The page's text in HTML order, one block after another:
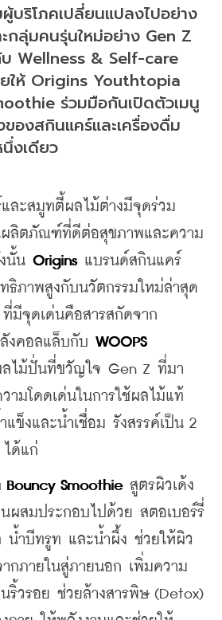
บริโภคเปลี่ยนแปลงไปอย่าง
ะกลุ่มคนรุ่นใหม่อย่าง Gen Z
Wellness & Self-care
ให้ Origins Youthtopia
ร่วมมือกันเปิดตัวเมนู
องสกินแคร์และเครื่องดื่ม
งเดียว
ะสมูทตี้ผลไม้ต่างมีจุดร่วม
ลิตภัณฑ์ที่ดีต่อสุขภาพและความ
นั้น Origins แบรนด์สกินแคร์
ธิภาพสูงกับนวัตกรรมใหม่ล่าสุด
ที่มีจุดเด่นคือสารสกัดจาก
งคอลแล็บกับ WOOPS
ไม้ปั่นที่ขวัญใจ Gen Z ที่มา
ามโดดเด่นในการใช้ผลไม้แท้
แข็งและน้ำเชื่อม รังสรรค์เป็น 2
ด้แก่
Smoothie สูตรผิวเด้ง
ผสมประกอบไปด้วย สตอเบอร์รี่
น้ำบีทรูท และน้ำผึ้ง ช่วยให้ผิว
ากภายในสู่ภายนอก เพิ่มความ
ริ้วรอย ช่วยล้างสารพิษ (Detox)